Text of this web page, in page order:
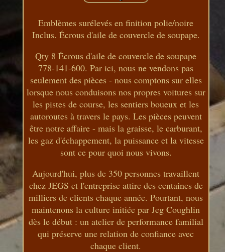
Emblèmes surélevés en finition polie/noire
Inclus. Écrous d'aile de couvercle de soupape.
Qty 8 Écrous d'aile de couvercle de soupape
778-141-600. Par ici, nous ne vendons pas
seulement des pièces - nous comptons sur elles
lorsque nous conduisons nos propres voitures sur
les pistes de course, les sentiers boueux et les
autoroutes à travers le pays. Les pièces peuvent
être notre affaire - mais la graisse, le carburant,
les gaz d'échappement, la puissance et la vitesse
sont ce pour quoi nous vivons.
Aujourd'hui, plus de 350 personnes travaillent
chez JEGS et l'entreprise attire des centaines de
milliers de clients chaque année. Pourtant, nous
maintenons la culture initiée par Jeg Coughlin
dès le début : un atelier de performance familial
qui préserve une relation de confiance avec
chaque client.